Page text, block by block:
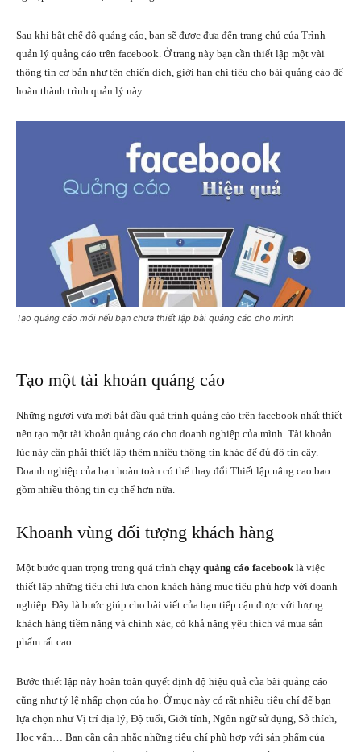
Sau khi bật chế độ quảng cáo, bạn sẽ được đưa đến trang chủ của Trình
quản lý quảng cáo trên facebook. Ở trang này bạn cần thiết lập một vài
thông tin cơ bản như tên chiến dịch, giới hạn chi tiêu cho bài quảng cáo để
hoàn thành trình quản lý này.
Tạo quảng cáo mới nếu bạn chưa thiết lập bài quảng cáo cho mình
Tạo một tài khoản quảng cáo
Những người vừa mới bắt đầu quá trình quảng cáo trên facebook nhất thiết
nên tạo một tài khoản quảng cáo cho doanh nghiệp của mình. Tài khoản
lúc này cần phải thiết lập thêm nhiều thông tin khác để đủ độ tin cậy.
Doanh nghiệp của bạn hoàn toàn có thể thay đổi Thiết lập nâng cao bao
gồm nhiều thông tin cụ thể hơn nữa.
Khoanh vùng đối tượng khách hàng
Một bước quan trọng trong quá trình chạy quảng cáo facebook là việc
thiết lập những tiêu chí lựa chọn khách hàng mục tiêu phù hợp với doanh
nghiệp. Đây là bước giúp cho bài viết của bạn tiếp cận được với lượng
khách hàng tiềm năng và chính xác, có khả năng yêu thích và mua sản
phẩm rất cao.
Bước thiết lập này hoàn toàn quyết định độ hiệu quả của bài quảng cáo
cũng như tỷ lệ nhấp chọn của họ. Ở mục này có rất nhiều tiêu chí để bạn
lựa chọn như Vị trí địa lý, Độ tuổi, Giới tính, Ngôn ngữ sử dụng, Sở thích,
Học vấn… Bạn cần cân nhắc những tiêu chí phù hợp với sản phẩm của